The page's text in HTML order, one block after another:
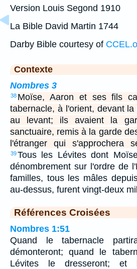
Version Louis Segond 1910
La Bible David Martin 1744
Darby Bible courtesy of
Contexte
Nombres 3
38 Moïse, Aaron et ses fils
tabernacle, à l'orient, devant
au levant; ils avaient la
sanctuaire, remis à la garde
l'étranger qui s'approchera
39Tous les Lévites dont
dénombrement sur l'ordre de
familles, tous les mâles
au-dessus, furent vingt-deux
Références Croisées
Nombres 1:51
Quand le tabernacle
démonteront; quand le
Lévites le dresseront; et